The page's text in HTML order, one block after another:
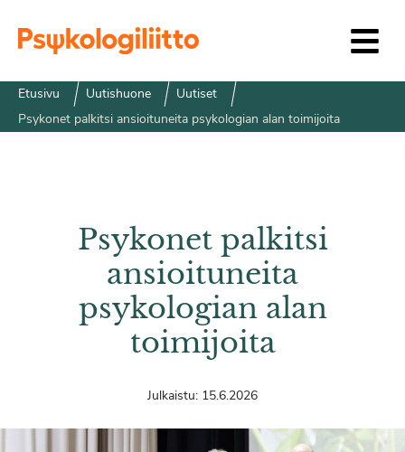
Etusivu Uutishuone
Uutiset
Psykonet palkitsi ansioituneita psykologian alan toimijoita
Psykonet palkitsi
ansioituneita
psykologian alan
toimijoita
Julkaistu: 15.6.2026